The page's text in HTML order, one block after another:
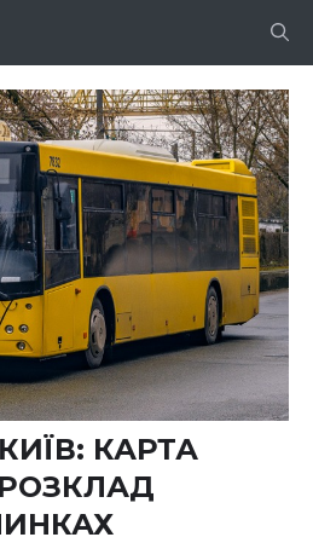
КАРТА